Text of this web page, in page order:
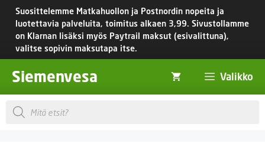
Siirry
sisältöön
Suosittelemme Matkahuollon ja Postnordin nopeita ja
luotettavia palveluita, toimitus alkaen 3,99. Sivustollamme
on Klarnan lisäksi myös Paytrail maksut (esivalittuna),
valitse sopivin maksutapa itse.
Siemenvesa Valikko
Products
search